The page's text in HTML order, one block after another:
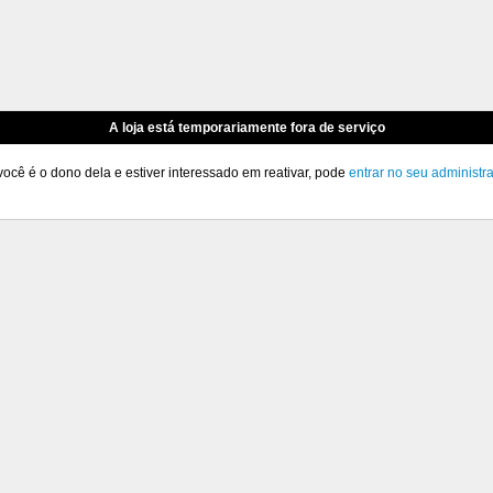
A loja está temporariamente fora de serviço
é o dono dela e estiver interessado em reativar, pode entrar no seu